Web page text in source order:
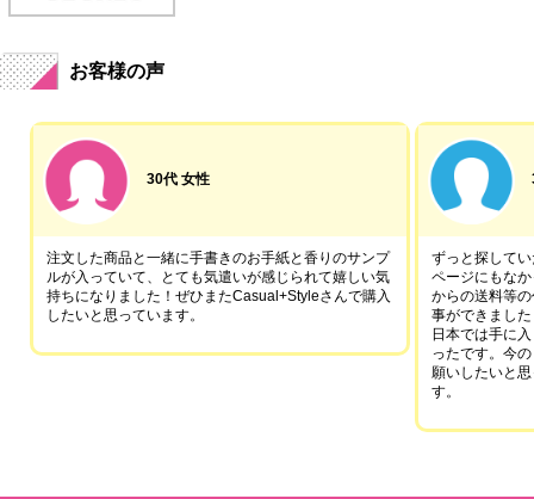
お客様の声
30代 女性
注文した商品と一緒に手書きのお手紙と香りのサンプ
ルが入っていて、とても気遣いが感じられて嬉しい気
持ちになりました！ぜひまたCasual+Styleさんで購入
したいと思っています。
ずっと探して
ページにもな
からの送料等
事ができました
日本では手に
ったです。今
願いしたいと
す。